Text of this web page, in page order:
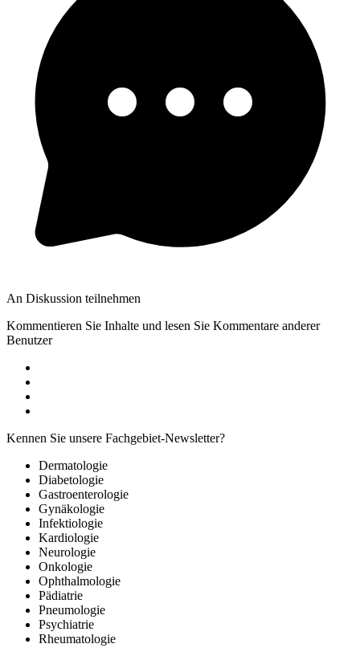
An Diskussion teilnehmen
Kommentieren Sie Inhalte und lesen Sie Kommentare anderer
Benutzer
Kennen Sie unsere Fachgebiet-Newsletter?
Dermatologie
Diabetologie
Gastroenterologie
Gynäkologie
Infektiologie
Kardiologie
Neurologie
Onkologie
Ophthalmologie
Pädiatrie
Pneumologie
Psychiatrie
Rheumatologie